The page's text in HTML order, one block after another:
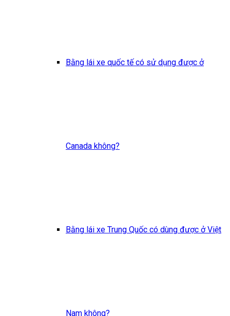
Bằng lái xe quốc tế có sử dụng được ở
Canada không?
Bằng lái xe Trung Quốc có dùng được ở Việt
Nam không?